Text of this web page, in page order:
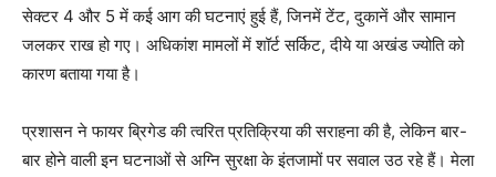
सेक्टर 4 और 5 में कई आग की घटनाएं हुई हैं, जिनमें टेंट, दुकानें और सामान
जलकर राख हो गए। अधिकांश मामलों में शॉर्ट सर्किट, दीये या अखंड ज्योति को
कारण बताया गया है।
प्रशासन ने फायर ब्रिगेड की त्वरित प्रतिक्रिया की सराहना की है, लेकिन बार-
बार होने वाली इन घटनाओं से अग्नि सुरक्षा के इंतजामों पर सवाल उठ रहे हैं। मेला